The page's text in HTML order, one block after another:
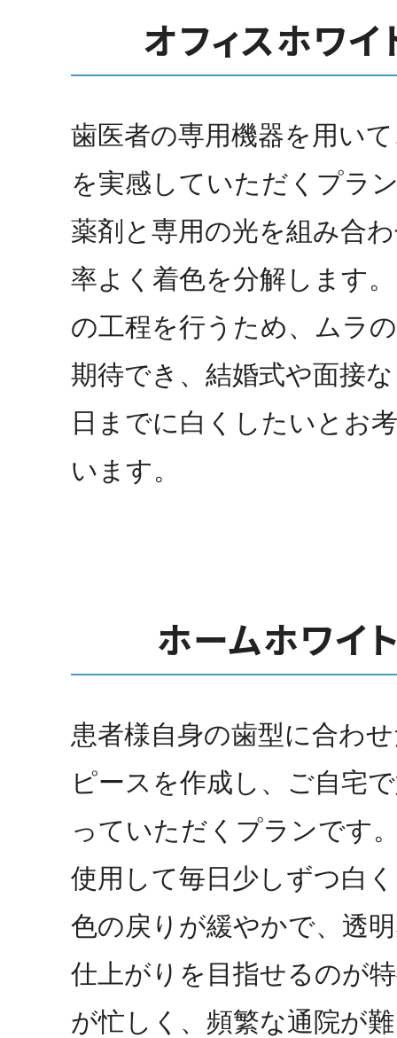
オフィスホワイ
歯医者の専用機器を用い
を実感していただくプラ
薬剤と専用の光を組み合
率よく着色を分解します
の工程を行うため、ムラ
期待でき、結婚式や面接
日までに白くしたいとお
います。
ホームホワイ
患者様自身の歯型に合わ
ピースを作成し、ご自宅
っていただくプランです
使用して毎日少しずつ白
色の戻りが緩やかで、透
仕上がりを目指せるのが
が忙しく、頻繁な通院が